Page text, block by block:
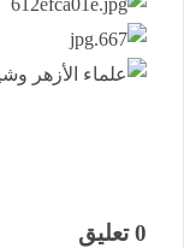
0 تعليق